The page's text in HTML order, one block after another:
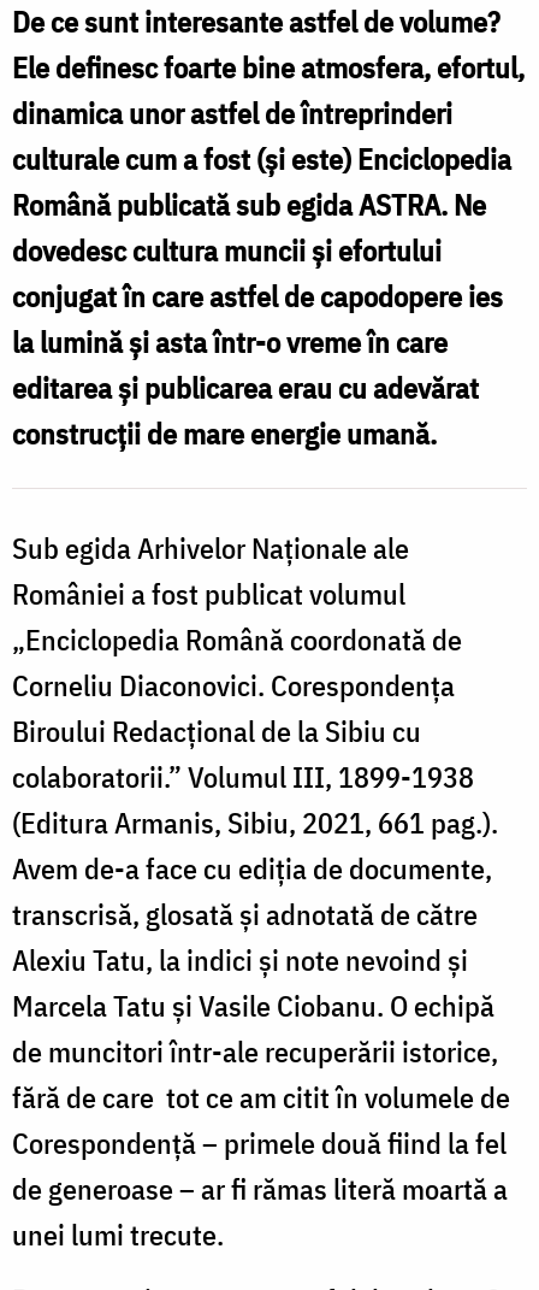
de
prestigiu
De ce sunt interesante astfel de volume?
Ele definesc foarte bine atmosfera, efortul,
dinamica unor astfel de întreprinderi
culturale cum a fost (și este) Enciclopedia
Română publicată sub egida ASTRA. Ne
dovedesc cultura muncii și efortului
conjugat în care astfel de capodopere ies
la lumină și asta într-o vreme în care
editarea și publicarea erau cu adevărat
construcții de mare energie umană.
Sub egida Arhivelor Naționale ale
României a fost publicat volumul
„Enciclopedia Română coordonată de
Corneliu Diaconovici. Corespondența
Biroului Redacțional de la Sibiu cu
colaboratorii.” Volumul III, 1899-1938
(Editura Armanis, Sibiu, 2021, 661 pag.).
Avem de-a face cu ediția de documente,
transcrisă, glosată și adnotată de către
Alexiu Tatu, la indici și note nevoind și
Marcela Tatu și Vasile Ciobanu. O echipă
de muncitori într-ale recuperării istorice,
fără de care tot ce am citit în volumele de
Corespondență – primele două fiind la fel
de generoase – ar fi rămas literă moartă a
unei lumi trecute.